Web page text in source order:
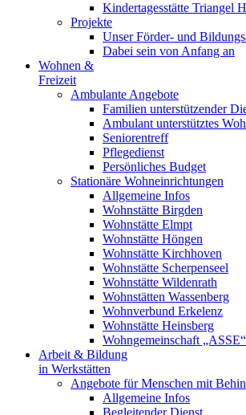
Kindertagesstätte Triangel
Projekte
Unser Förder- und
Dabei sein von Anfang an
Wohnen &
Freizeit
Ambulante Angebote
Familien unterstützender
Ambulant unterstütztes
Seniorentreff
Pflegedienst
Persönliches Budget
Stationäre Wohneinrichtungen
Allgemeine Infos
Wohnstätte Birgden
Wohnstätte Elmpt
Wohnstätte Höngen
Wohnstätte Kirchhoven
Wohnstätte Scherpenseel
Wohnstätte Wildenrath
Wohnstätten Wassenberg
Wohnverbund Erkelenz
Wohnstätte Heinsberg
Wohngemeinschaft „ASSE“
Arbeit & Bildung
in Werkstätten
Angebote für Menschen mit
Allgemeine Infos
Begleitender Dienst